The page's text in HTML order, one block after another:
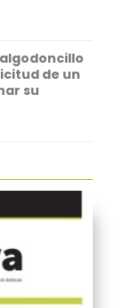
de un
su